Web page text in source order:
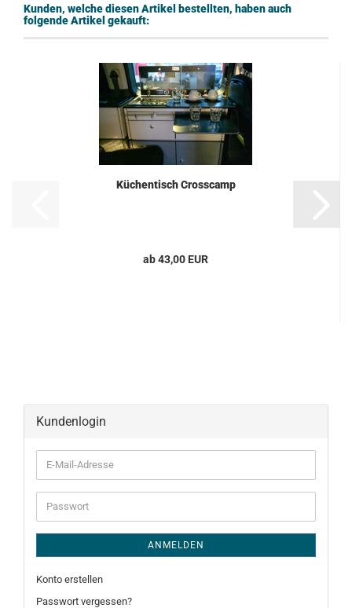
Kunden, welche diesen Artikel bestellten, haben auch
folgende Artikel gekauft:
Küchentisch Crosscamp
ab 43,00 EUR
Kundenlogin
E-
Mail-
Adresse
Passwort
ANMELDEN
Konto erstellen
Passwort vergessen?